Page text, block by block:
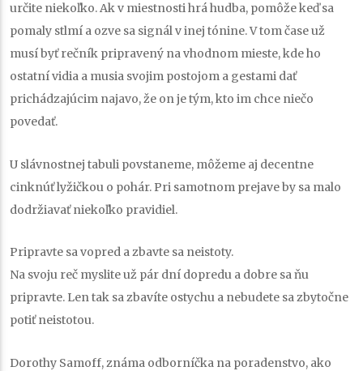
určite niekoľko. Ak v miestnosti hrá hudba, pomôže keď sa
pomaly stlmí a ozve sa signál v inej tónine. V tom čase už
musí byť rečník pripravený na vhodnom mieste, kde ho
ostatní vidia a musia svojim postojom a gestami dať
prichádzajúcim najavo, že on je tým, kto im chce niečo
povedať.
U slávnostnej tabuli povstaneme, môžeme aj decentne
cinknúť lyžičkou o pohár. Pri samotnom prejave by sa malo
dodržiavať niekoľko pravidiel.
Pripravte sa vopred a zbavte sa neistoty.
Na svoju reč myslite už pár dní dopredu a dobre sa ňu
pripravte. Len tak sa zbavíte ostychu a nebudete sa zbytočne
potiť neistotou.
Dorothy Samoff, známa odborníčka na poradenstvo, ako